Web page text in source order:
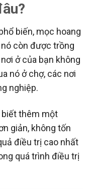
biến, mọc hoang
còn được trồng
ở của bạn không
nó ở chợ, các nơi
nghiệp.
biết thêm một
giản, không tốn
điều trị cao nhất
quá trình điều trị